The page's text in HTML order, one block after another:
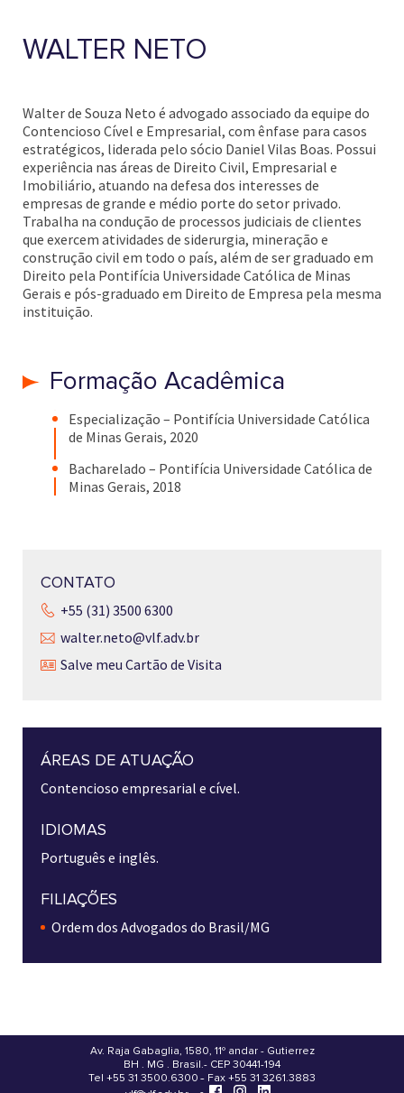
WALTER NETO
Walter de Souza Neto é advogado associado da equipe do
Contencioso Cível e Empresarial, com ênfase para casos
estratégicos, liderada pelo sócio Daniel Vilas Boas. Possui
experiência nas áreas de Direito Civil, Empresarial e
Imobiliário, atuando na defesa dos interesses de
empresas de grande e médio porte do setor privado.
Trabalha na condução de processos judiciais de clientes
que exercem atividades de siderurgia, mineração e
construção civil em todo o país, além de ser graduado em
Direito pela Pontifícia Universidade Católica de Minas
Gerais e pós-graduado em Direito de Empresa pela mesma
instituição.
Formação Acadêmica
Especialização – Pontifícia Universidade Católica
de Minas Gerais, 2020
Bacharelado – Pontifícia Universidade Católica de
Minas Gerais, 2018
CONTATO
+55 (31) 3500 6300
walter.neto@vlf.adv.br
Salve meu Cartão de Visita
ÁREAS DE ATUAÇÃO
Contencioso empresarial e cível.
IDIOMAS
Português e inglês.
FILIAÇÕES
Ordem dos Advogados do Brasil/MG
Av. Raja Gabaglia, 1580, 11º andar - Gutierrez
.
BH . MG . Brasil - CEP 30441-194
-
Tel +55 31 3500.6300 - Fax +55 31 3261.3883